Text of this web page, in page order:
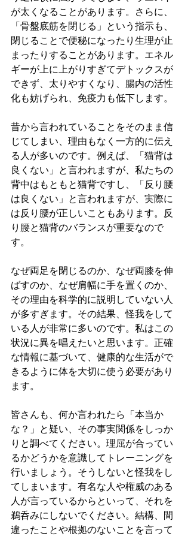
が太くなることがあります。さらに、
「骨盤底筋を閉じる」という指示も、
閉じることで便秘になったり生理が止
まったりすることがあります。エネル
ギーが上に上がりすぎてデトックスが
できず、太りやすくなり、腸内の活性
化も妨げられ、免疫力も低下します。
昔から言われていることをそのまま信
じてしまい、理由もなく一方的に伝え
る人が多いのです。例えば、「猫背は
良くない」と言われますが、私たちの
背中はもともと猫背ですし、「反り腰
は良くない」と言われますが、実際に
は反り腰が正しいこともあります。反
り腰と猫背のバランスが重要なので
す。
なぜ両足を閉じるのか、なぜ両膝を伸
ばすのか、なぜ肩幅に手を置くのか、
その理由を科学的に説明していない人
が多すぎます。その結果、怪我をして
いる人が非常に多いのです。私はこの
状況に異を唱えたいと思います。正確
な情報に基づいて、健康的な生活がで
きるように体を大切に使う必要があり
ます。
皆さんも、何か言われたら「本当か
な？」と疑い、その事実関係をしっか
りと調べてください。理屈が合ってい
るかどうかを意識してトレーニングを
行いましょう。そうしないと怪我をし
てしまいます。有名な人や権威のある
人が言っているからといって、それを
鵜呑みにしないでください。結構、間
違ったことや根拠のないことを言って